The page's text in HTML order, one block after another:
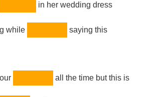
in her wedding dress
while saying this
all the time but this is